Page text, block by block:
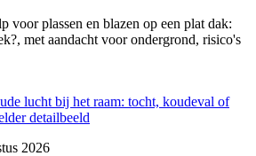
voor plassen en blazen op een plat dak:
met aandacht voor ondergrond, risico's
2026